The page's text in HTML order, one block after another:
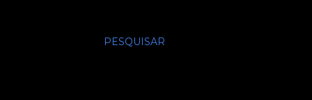
PESQUISAR